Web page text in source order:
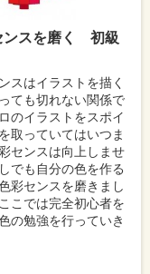
ンスを磨く 初級
スはイラストを描く
っても切れない関係で
のイラストをスポイ
取っていてはいつま
センスは向上しませ
でも自分の色を作る
彩センスを磨きまし
こでは完全初心者を
の勉強を行っていき